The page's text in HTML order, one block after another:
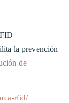
la prevención
de
rfid/